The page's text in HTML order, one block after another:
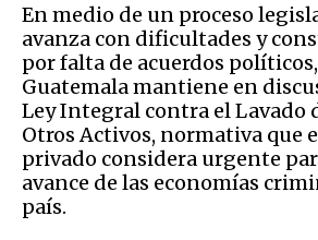
En medio de un proceso
avanza con dificultades y
por falta de acuerdos
Guatemala mantiene en
Ley Integral contra el Lavado
Otros Activos, normativa que
privado considera urgente
avance de las economías
país.